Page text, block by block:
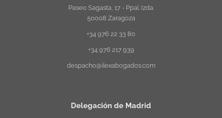
Paseo Sagasta, 17 - Ppal. Izda.
50008 Zaragoza
+34 976 22 33 80
+34 976 217 939
despacho@ilexabogados.com
Delegación de Madrid